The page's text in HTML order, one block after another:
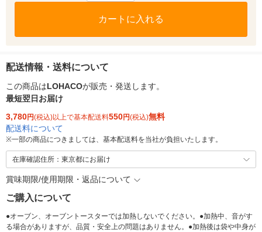
カートに入れる
配送情報・送料について
この商品はLOHACOが販売・発送します。
最短翌日お届け
3,780円(税込)以上で基本配送料550円(税込)無料
配送料について
※一部の商品につきましては、基本配送料を当社が負担いたします。
在庫確認住所：東京都にお届け
賞味期限/使用期限・返品について
ご購入について
●オーブン、オーブントースターでは加熱しないでください。●加熱中、音がす
る場合がありますが、品質・安全上の問題はありません。●加熱後は袋や中身が